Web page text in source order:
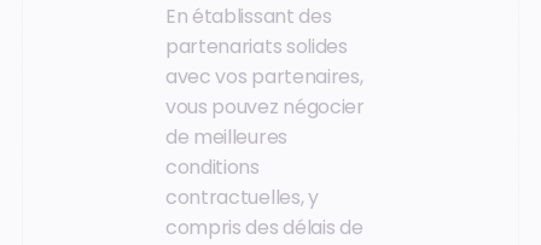
En établissant des
partenariats solides
avec vos partenaires,
vous pouvez négocier
de meilleures
conditions
contractuelles, y
compris des délais de